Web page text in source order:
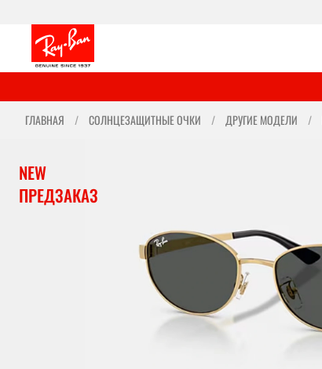
ГЛАВНАЯ СОЛНЦЕЗАЩИТНЫЕ ОЧКИ ДРУГИЕ МОДЕЛИ
NEW
ПРЕДЗАКАЗ